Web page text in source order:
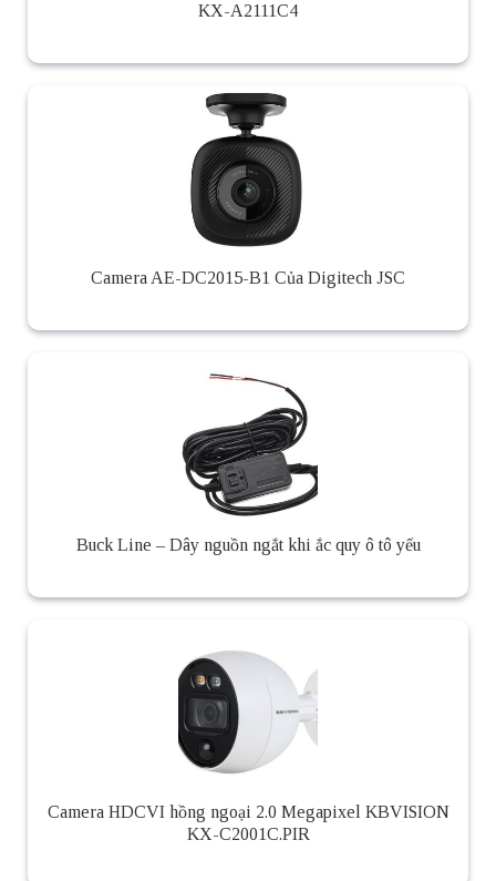
KX-A2111C4
Camera AE-DC2015-B1 Của Digitech JSC
Buck Line – Dây nguồn ngắt khi ắc quy ô tô yếu
Camera HDCVI hồng ngoại 2.0 Megapixel KBVISION
KX-C2001C.PIR